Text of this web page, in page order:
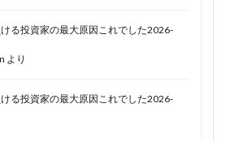
ける投資家の最大原因これでした2026-
より
ける投資家の最大原因これでした2026-